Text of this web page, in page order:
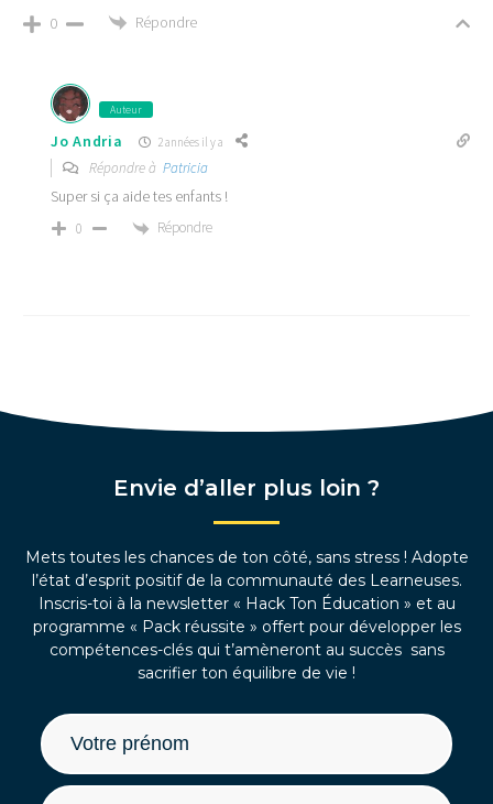
0 Répondre
Auteur
Jo Andria 2 années il y a
Répondre à Patricia
Super si ça aide tes enfants !
0 Répondre
Envie d’aller plus loin ?
Mets toutes les chances de ton côté, sans stress ! Adopte
l’état d’esprit positif de la communauté des Learneuses.
Inscris-toi à la newsletter « Hack Ton Éducation » et au
programme « Pack réussite » offert pour développer les
compétences-clés qui t’amèneront au succès sans
sacrifier ton équilibre de vie !